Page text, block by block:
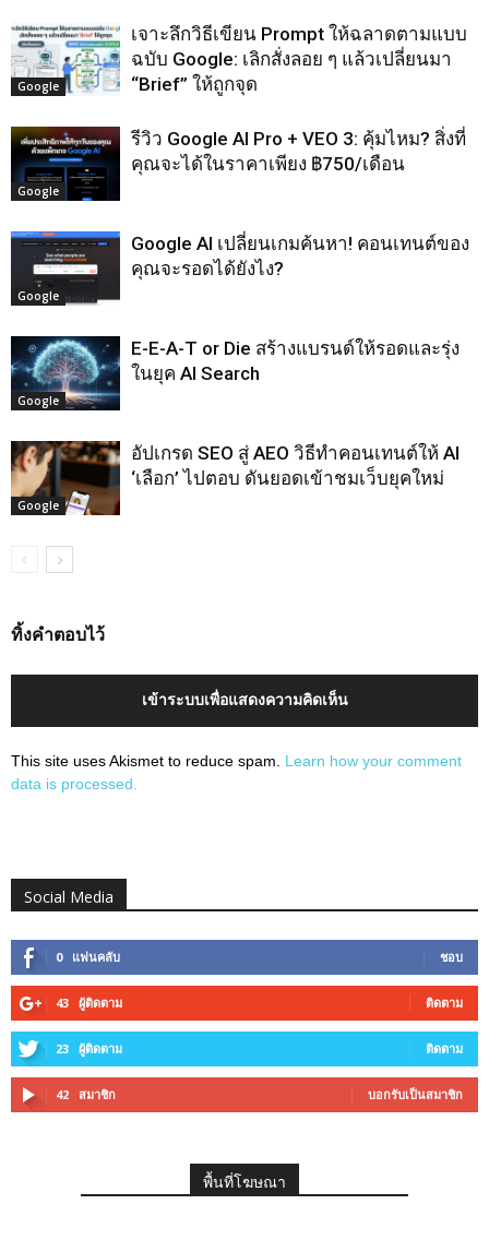
Google
เจาะลึกวิธีเขียน Prompt ให้ฉลาดตามแบบ
ฉบับ Google: เลิกสั่งลอย ๆ แล้วเปลี่ยนมา
“Brief” ให้ถูกจุด
Google
รีวิว Google AI Pro + VEO 3: คุ้มไหม? สิ่งที่
คุณจะได้ในราคาเพียง ฿750/เดือน
Google
Google AI เปลี่ยนเกมค้นหา! คอนเทนต์ของ
คุณจะรอดได้ยังไง?
Google
E-E-A-T or Die สร้างแบรนด์ให้รอดและรุ่ง
ในยุค AI Search
Google
อัปเกรด SEO สู่ AEO วิธีทำคอนเทนต์ให้ AI
‘เลือก’ ไปตอบ ดันยอดเข้าชมเว็บยุคใหม่
ทิ้งคำตอบไว้
เข้าระบบเพื่อแสดงความคิดเห็น
This site uses Akismet to reduce spam. Learn how your comment
data is processed.
Social Media
0 แฟนคลับ ชอบ
43 ผู้ติดตาม ติดตาม
23 ผู้ติดตาม ติดตาม
42 สมาชิก บอกรับเป็นสมาชิก
พื้นที่โฆษณา